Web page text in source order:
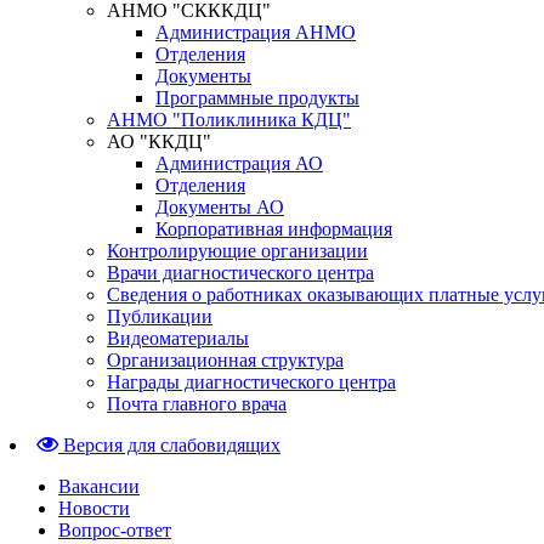
АНМО "СКККДЦ"
Администрация АНМО
Отделения
Документы
Программные продукты
АНМО "Поликлиника КДЦ"
АО "ККДЦ"
Администрация АО
Отделения
Документы АО
Корпоративная информация
Контролирующие организации
Врачи диагностического центра
Сведения о работниках оказывающих платные
Публикации
Видеоматериалы
Организационная структура
Награды диагностического центра
Почта главного врача
Версия для слабовидящих
Вакансии
Новости
Вопрос-ответ